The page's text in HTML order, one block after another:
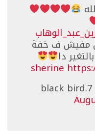
مفيش ف خفة
دا